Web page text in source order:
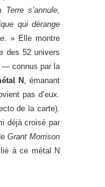
s’annule,
qui dérange
» Elle montre
des 52 univers
— connus par la
N
, émanant
pas d’eux.
de la carte).
déjà croisé par
Grant Morrison
à ce métal N